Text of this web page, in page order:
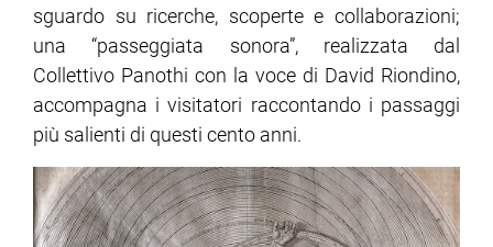
sguardo su ricerche, scoperte e collaborazioni;
una “passeggiata sonora”, realizzata dal
Collettivo Panothi con la voce di David Riondino,
accompagna i visitatori raccontando i passaggi
più salienti di questi cento anni.